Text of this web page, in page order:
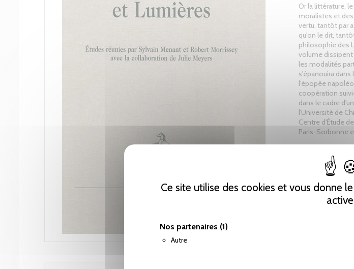
Ce site utilise des cookies et vous donne
Nos partenaires (1)
Autre
Or la littérature,
moralistes et
vertu, tantôt par
qu'on le dit,
philosophie des
volume dissipent
les modalités
s'épanouira
l'épopée
coopération
dans le cadre
l'Université de
Centre d'Étude
Paris-Sorbonne
Tweet